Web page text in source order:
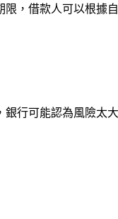
，借款人可以根據
行可能認為風險太